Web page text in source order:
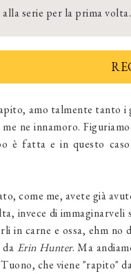
serie per la prima
amo talmente tanto i
ne innamoro.
è fatta e in questo
come me, avete già
invece di
in carne e ossa, ehm
Erin Hunter. Ma
che viene "rapito"